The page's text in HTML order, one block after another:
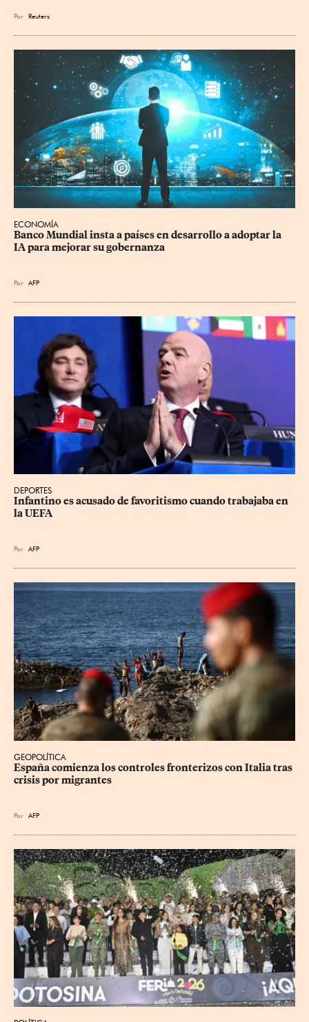
Por Reuters
ECONOMÍA
Banco Mundial insta a países en desarrollo a adoptar la
IA para mejorar su gobernanza
Por AFP
DEPORTES
Infantino es acusado de favoritismo cuando trabajaba en
la UEFA
Por AFP
GEOPOLÍTICA
España comienza los controles fronterizos con Italia tras
crisis por migrantes
Por AFP